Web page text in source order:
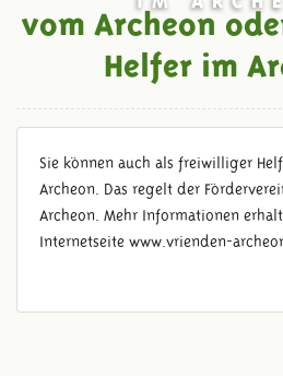
vom Archeon
Helfer im
Sie können auch als freiwilliger
Archeon. Das regelt der
Archeon. Mehr Informationen
Internetseite www.vrienden-